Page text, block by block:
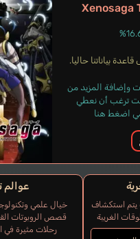
إنجليزي
Xenosaga
بياناتنا حاليا.
وإضافة المزيد من
ترغب أن نعطي
اضغط هنا
استكشاف
الغريبة
عوالم
خيال علمي
قصص الروبوتات
رحلات مثيرة في